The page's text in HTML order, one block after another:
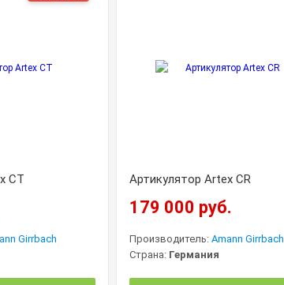
CT
Girrbach
Артикулятор Artex CR
179 000 руб.
Производитель:Amann Girrbach
Страна: Германия